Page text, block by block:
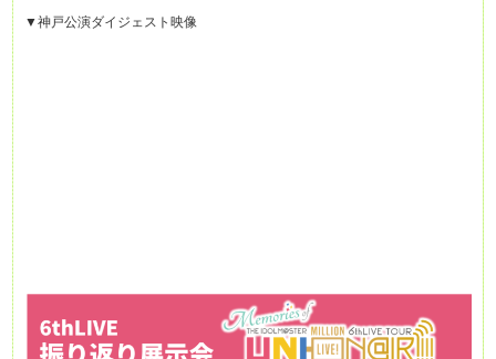
▼神戸公演ダイジェスト映像